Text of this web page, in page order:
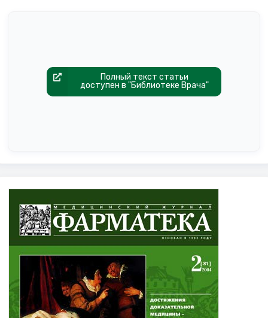
Полный текст статьи
доступен в "Библиотеке Врача"